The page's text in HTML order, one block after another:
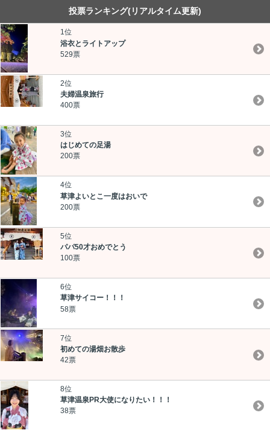
投票ランキング(リアルタイム更新)
1位
浴衣とライトアップ
529票
2位
夫婦温泉旅行
400票
3位
はじめての足湯
200票
4位
草津よいとこ一度はおいで
200票
5位
パパ50才おめでとう
100票
6位
草津サイコー！！！
58票
7位
初めての湯畑お散歩
42票
8位
草津温泉PR大使になりたい！！！
38票